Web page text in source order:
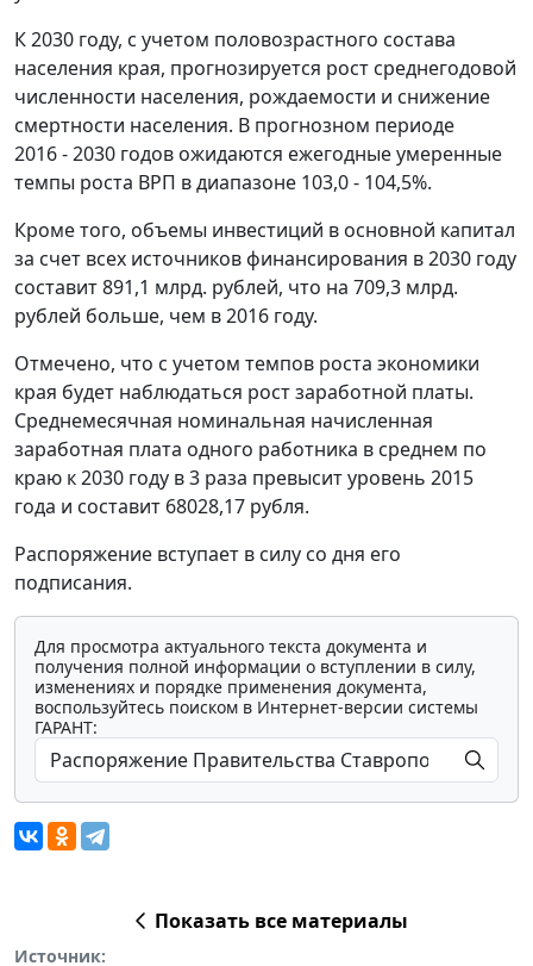
К 2030 году, с учетом половозрастного состава
населения края, прогнозируется рост среднегодовой
численности населения, рождаемости и снижение
смертности населения. В прогнозном периоде
2016 - 2030 годов ожидаются ежегодные умеренные
темпы роста ВРП в диапазоне 103,0 - 104,5%.
Кроме того, объемы инвестиций в основной капитал
за счет всех источников финансирования в 2030 году
составит 891,1 млрд. рублей, что на 709,3 млрд.
рублей больше, чем в 2016 году.
Отмечено, что с учетом темпов роста экономики
края будет наблюдаться рост заработной платы.
Среднемесячная номинальная начисленная
заработная плата одного работника в среднем по
краю к 2030 году в 3 раза превысит уровень 2015
года и составит 68028,17 рубля.
Распоряжение вступает в силу со дня его
подписания.
Для просмотра актуального текста документа и
получения полной информации о вступлении в силу,
изменениях и порядке применения документа,
воспользуйтесь поиском в Интернет-версии системы
ГАРАНТ:
Показать все материалы
Источник: